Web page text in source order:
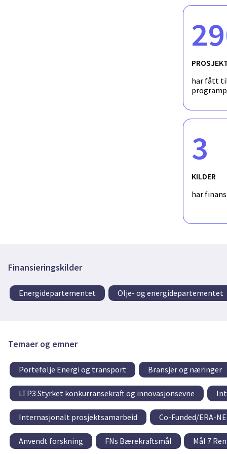
har fått
3
KILDER
har
Finansieringskilder
Energidepartementet Olje- og energidepartementet
Temaer og emner
Portefølje Energi og transport Bransjer og næringer
LTP3 Styrket konkurransekraft og innovasjonsevne
Internasjonalt prosjektsamarbeid Co-Funded/ERA-
Anvendt forskning FNs Bærekraftsmål Mål 7